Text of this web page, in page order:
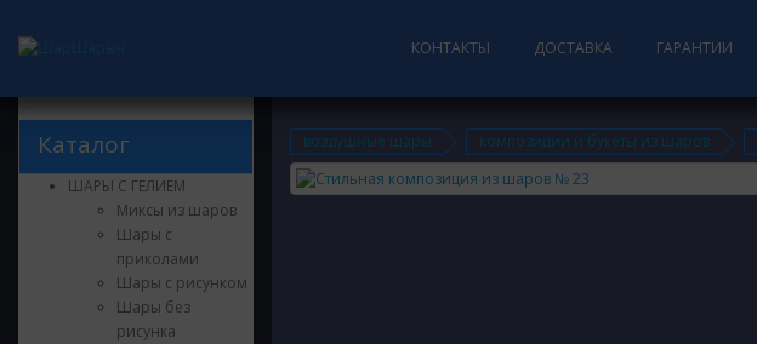
КОНТАКТЫ ДОСТАВКА ГАРАНТИИ
Каталог
ШАРЫ С ГЕЛИЕМ
Миксы из шаров
Шары с
приколами
Шары с рисунком
Шары без
рисунка
воздушные шары композиции и букеты из шаров